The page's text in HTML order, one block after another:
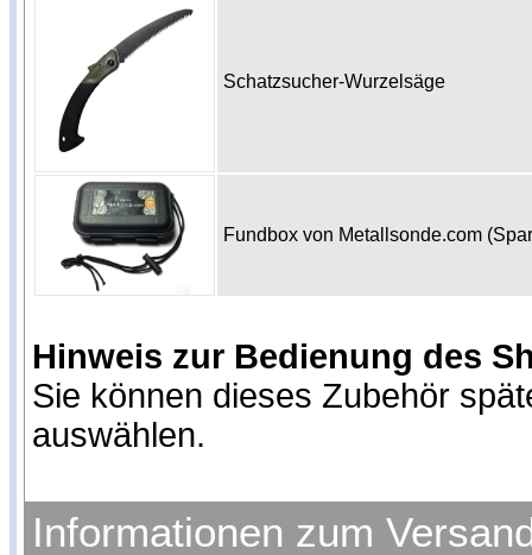
Schatzsucher-Wurzelsäge
Fundbox von Metallsonde.com
Hinweis zur Bedienung des
Sie können dieses Zubehör
auswählen.
Informationen zum